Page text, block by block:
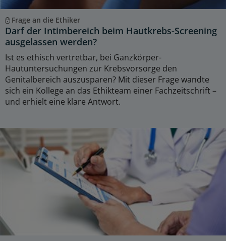
Frage an die Ethiker
Darf der Intimbereich beim Hautkrebs-Screening
ausgelassen werden?
Ist es ethisch vertretbar, bei Ganzkörper-
Hautuntersuchungen zur Krebsvorsorge den
Genitalbereich auszusparen? Mit dieser Frage wandte
sich ein Kollege an das Ethikteam einer Fachzeitschrift –
und erhielt eine klare Antwort.